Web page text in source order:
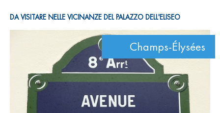
DA VISITARE NELLE VICINANZE DEL PALAZZO DELL'ELISEO
Champs-Élysées